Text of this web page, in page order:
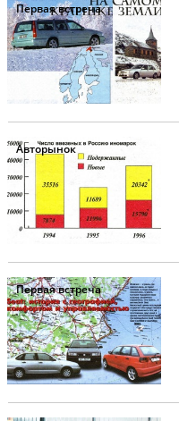
Первая встреча
Авторынок
Первая встреча